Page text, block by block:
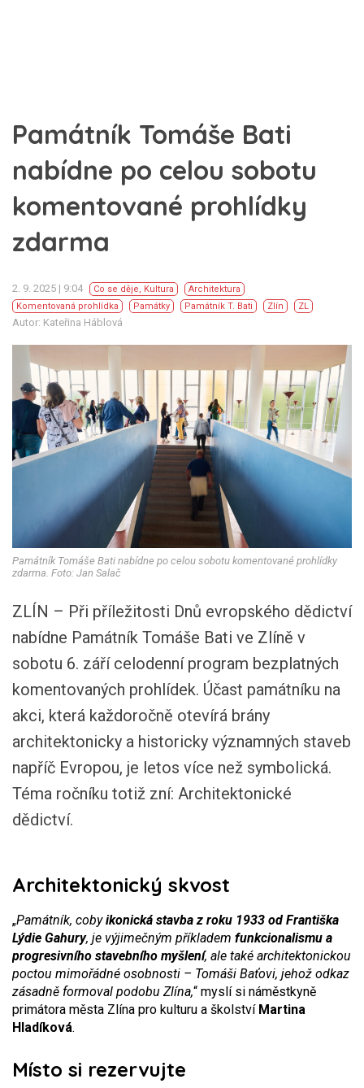
Památník Tomáše Bati
nabídne po celou sobotu
komentované prohlídky
zdarma
2. 9. 2025 | 9:04 Co se děje, Kultura
Architektura
Komentovaná prohlídka
Památky Památník T. Bati Zlín ZL
Autor: Kateřina Háblová
Památník Tomáše Bati nabídne po celou sobotu komentované prohlídky
zdarma. Foto: Jan Salač
ZLÍN – Při příležitosti Dnů evropského dědictví
nabídne Památník Tomáše Bati ve Zlíně v
sobotu 6. září celodenní program bezplatných
komentovaných prohlídek. Účast památníku na
akci, která každoročně otevírá brány
architektonicky a historicky významných staveb
napříč Evropou, je letos více než symbolická.
Téma ročníku totiž zní: Architektonické
dědictví.
Architektonický skvost
„Památník, coby ikonická stavba z roku 1933 od Františka
Lýdie Gahury, je výjimečným příkladem funkcionalismu a
progresivního stavebního myšlení, ale také architektonickou
poctou mimořádné osobnosti – Tomáši Baťovi, jehož odkaz
zásadně formoval podobu Zlína,“ myslí si náměstkyně
primátora města Zlína pro kulturu a školství Martina
Hladíková.
Místo si rezervujte